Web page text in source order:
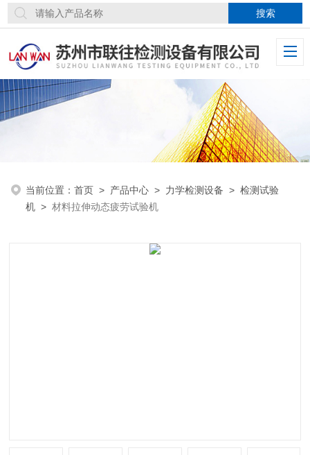
当前位置：首页 > 产品中心 > 力学检测设备 >检测试验
机 >材料拉伸动态疲劳试验机